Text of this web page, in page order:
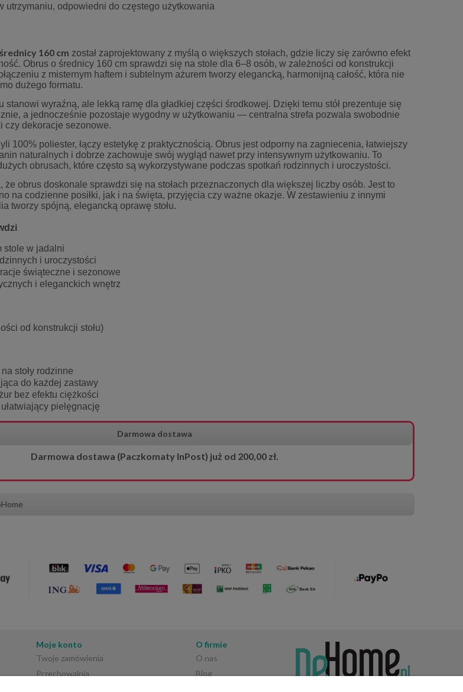
szary
zł
Poszewka dekoracyjna 40x40 cm
Pies
17,00 zł
Cena regularna:20,00 zł
Bieżnik dekoracyjny Flora 40x140 cm
beżowy z pasem liści
69,30 zł
utrzymaniu, odpowiedni do częstego użytkowania
160 cm został zaprojektowany z myślą o większych stołach, gdzie liczy się zarówno efekt
Obrus o średnicy 160 cm sprawdzi się na stole dla 6–8 osób, w zależności od konstrukcji
z misternym haftem i subtelnym ażurem tworzy elegancką, harmonijną całość, która nie
dużego formatu.
stanowi wyraźną, ale lekką ramę dla gładkiej części środkowej. Dzięki temu stół prezentuje się
a jednocześnie pozostaje wygodny w użytkowaniu — centralna strefa pozwala swobodnie
czy dekoracje sezonowe.
100% poliester, łączy estetykę z praktycznością. Obrus jest odporny na zagniecenia, łatwiejszy
naturalnych i dobrze zachowuje swój wygląd nawet przy intensywnym użytkowaniu. To
obrusach, które często są wykorzystywane podczas spotkań rodzinnych i uroczystości.
że obrus doskonale sprawdzi się na stołach przeznaczonych dla większej liczby osób. Jest to
na codzienne posiłki, jak i na święta, przyjęcia czy ważne okazje. W zestawieniu z innymi
tworzy spójną, elegancką oprawę stołu.
stole w jadalni
i uroczystości
świąteczne i sezonowe
i eleganckich wnętrz
od konstrukcji stołu)
stoły rodzinne
do każdej zastawy
bez efektu ciężkości
pielęgnację
Darmowa dostawa
Darmowa dostawa (Paczkomaty InPost) już od 200,00 zł.
Moje konto
Twoje zamówienia
Przechowalnia
O firmie
O nas
Blog